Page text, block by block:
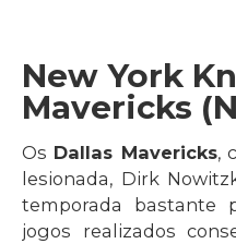
New York
Mavericks
Os Dallas Mavericks,
lesionada, Dirk
temporada bastante
jogos realizados